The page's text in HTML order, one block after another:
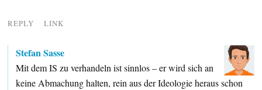
REPLY LINK
Stefan Sasse
Mit dem IS zu verhandeln ist sinnlos – er wird sich an
keine Abmachung halten, rein aus der Ideologie heraus schon